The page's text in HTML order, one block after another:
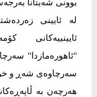
بوونی شەیتانا
لە ئایینی
ئایینییەكانی
"ئاهورەمازدا"
سەرچاوەی شەڕ و
هەرچەن بە